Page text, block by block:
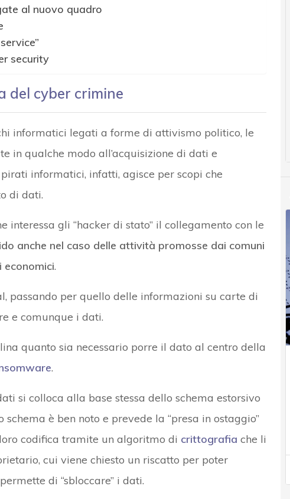
al nuovo quadro
security
del cyber crimine
informatici legati a forme di attivismo politico, le
in qualche modo all’acquisizione di dati e
informatici, infatti, agisce per scopi che
di dati.
interessa gli “hacker di stato” il collegamento con le
anche nel caso delle attività promosse dai comuni
.
passando per quello delle informazioni su carte di
e comunque i dati.
quanto sia necessario porre il dato al centro della
.
si colloca alla base stessa dello schema estorsivo
è ben noto e prevede la “presa in ostaggio”
codifica tramite un algoritmo di crittografia che li
cui viene chiesto un riscatto per poter
di “sbloccare” i dati.